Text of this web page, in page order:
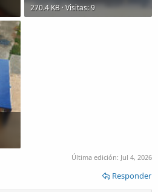
270.4 KB · Visitas: 9
Última edición: Jul 4, 2026
Responder